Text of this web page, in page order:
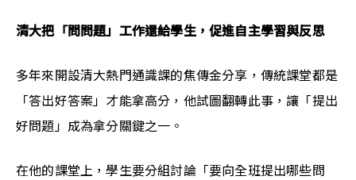
清大把「問問題」工作還給學生，促進自主學習與反思
多年來開設清大熱門通識課的焦傳金分享，傳統課堂都是
「答出好答案」才能拿高分，他試圖翻轉此事，讓「提出
好問題」成為拿分關鍵之一。
在他的課堂上，學生要分組討論「要向全班提出哪些問